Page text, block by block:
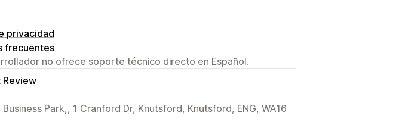
privacidad
frecuentes
no ofrece soporte técnico directo en Español.
Review
Park,, 1 Cranford Dr, Knutsford, Knutsford, ENG, WA16